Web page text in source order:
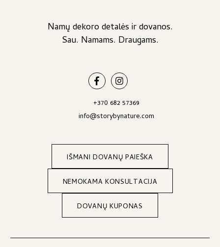
Namų dekoro detalės ir dovanos.
Sau. Namams. Draugams.
+370 682 57369
info@storybynature.com
IŠMANI DOVANŲ PAIEŠKA
NEMOKAMA KONSULTACIJA
DOVANŲ KUPONAS